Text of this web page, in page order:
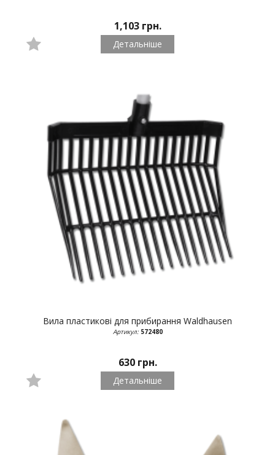
1,103 грн.
Детальніше
Вила пластикові для прибирання Waldhausen
Артикул:572480
630 грн.
Детальніше